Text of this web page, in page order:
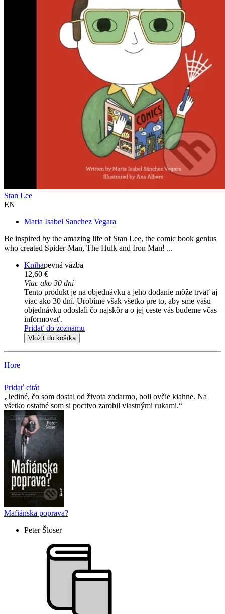
Stan Lee
EN
Maria Isabel Sanchez Vegara
Be inspired by the amazing life of Stan Lee, the comic book genius
who created Spider-Man, The Hulk and Iron Man! ...
Knihapevná väzba
12,60 €
Viac ako 30 dní
Tento produkt je na objednávku a jeho dodanie môže trvať aj
viac ako 30 dní. Urobíme však všetko pre to, aby sme vašu
objednávku odoslali čo najskôr a o jej ceste vás budeme včas
informovať.
Pridať do zoznamu
Vložiť do košíka
Hore
Pridať citát
Jediné, čo som dostal od života zadarmo, boli ovčie kiahne. Na
všetko ostatné som si poctivo zarobil vlastnými rukami.
Mafiánska poprava?
Peter Šloser